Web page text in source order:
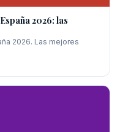
2026: las
2026. Las mejores